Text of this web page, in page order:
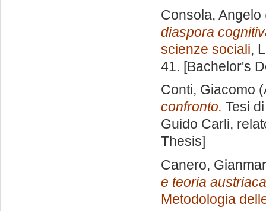
Consola, Angelo
diaspora
scienze sociali,
41. [Bachelor's
Conti, Giacomo
confronto. Tesi
Guido Carli,
Thesis]
Canero,
e teoria
Metodologia